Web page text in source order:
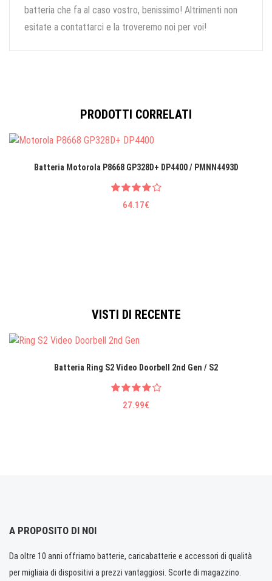
batteria che fa al caso vostro, benissimo! Altrimenti non
esitate a contattarci e la troveremo noi per voi!
PRODOTTI CORRELATI
Batteria Motorola P8668 GP328D+ DP4400 / PMNN4493D
64.17€
VISTI DI RECENTE
Batteria Ring S2 Video Doorbell 2nd Gen / S2
27.99€
A PROPOSITO DI NOI
Da oltre 10 anni offriamo batterie, caricabatterie e accessori di qualità
per migliaia di dispositivi a prezzi vantaggiosi. Scorte di magazzino.